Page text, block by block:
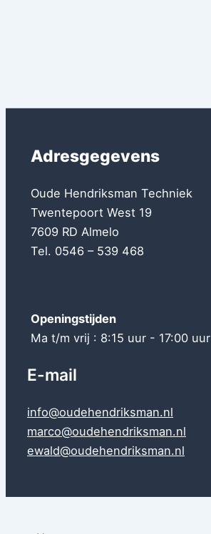
Adresgegevens
Oude Hendriksman Techniek
Twentepoort West 19
7609 RD Almelo
Tel. 0546 – 539 468
Openingstijden
Ma t/m vrij : 8:15 uur - 17:00 uur
E-mail
info@oudehendriksman.nl
marco@oudehendriksman.nl
ewald@oudehendriksman.nl